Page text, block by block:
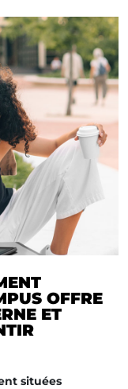
OFFRE
ET
situées